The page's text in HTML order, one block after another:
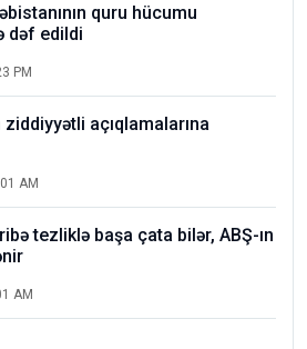
quru hücumu
dəf edildi
PM
açıqlamalarına
AM
tezliklə başa çata bilər, ABŞ-ın
AM